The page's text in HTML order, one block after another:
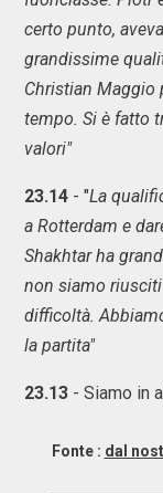
certo punto,
grandissime
Christian Maggio
tempo. Si è fatto
valori"
23.14 - "La
a Rotterdam e
Shakhtar ha
non siamo
difficoltà.
la partita"
23.13 - Siamo in
Fonte : dal